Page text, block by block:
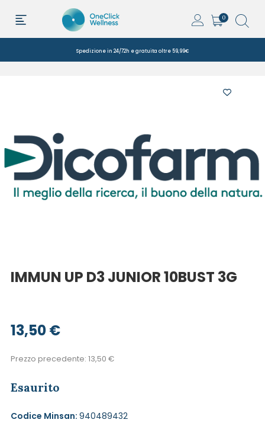
0
Spedizione in 24/72h e gratuita oltre 59,99€
IMMUN UP D3 JUNIOR 10BUST 3G
13,50€
Prezzo precedente: 13,50 €
Esaurito
Codice Minsan: 940489432